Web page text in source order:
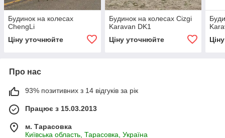
Будинок на колесах
ChengLi
Ціну уточнюйте
Будинок на колесах Cizgi
Karavan DK1
Ціну уточнюйте
Про нас
93% позитивних з 14 відгуків за рік
Працює з 15.03.2013
м. Тарасовка
Київська область, Тарасовка, Україна